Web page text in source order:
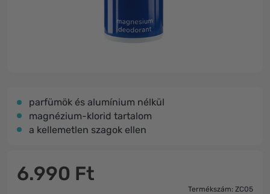
parfümök és alumínium nélkül
magnézium-klorid tartalom
a kellemetlen szagok ellen
6.990 Ft
Termékszám: ZC05